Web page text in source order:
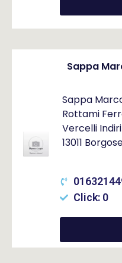
Sappa
Sappa
Rottami
Vercelli
13011
Click: 0